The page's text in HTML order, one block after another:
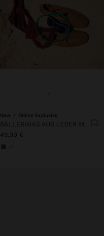
+
New Online Exclusive
BALLERINAS AUS LEDER MIT ELASTISCHEM GUMMI
49,99 €